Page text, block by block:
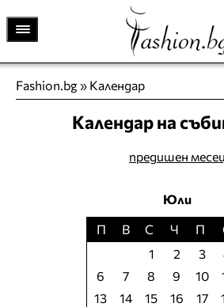
Fashion.bg» Календар
Календар на
предишен месец
Юли
П
В С Ч П
1
2 3
6
7 8 9 10
13
14 15 16 17